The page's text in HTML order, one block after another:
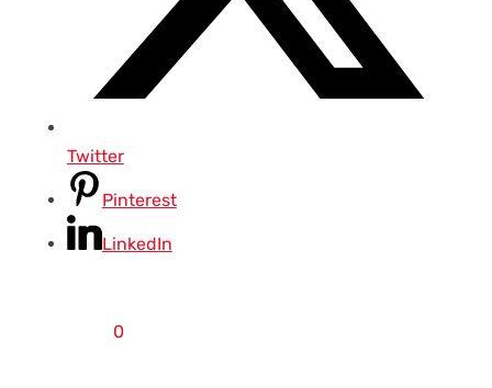
Twitter
Pinterest
LinkedIn
0